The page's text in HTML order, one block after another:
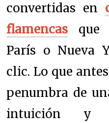
convertidas en
flamencas
que
París o Nueva
clic. Lo que
penumbra de
intuición y